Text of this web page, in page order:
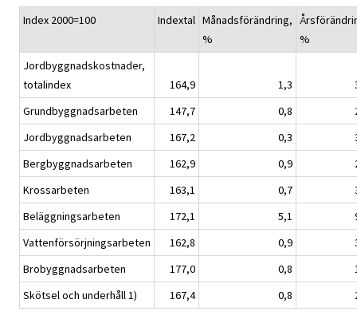
Index 2000=100 Indextal Månadsförändring,
%
%
Jordbyggnadskostnader,
totalindex
164,9 1,3
Grundbyggnadsarbeten
147,7 0,8
Jordbyggnadsarbeten
167,2 0,3
Bergbyggnadsarbeten
162,9 0,9
Krossarbeten
163,1 0,7
Beläggningsarbeten
172,1 5,1
Vattenförsörjningsarbeten
162,8 0,9
Brobyggnadsarbeten
177,0 0,8
Skötsel och underhåll 1)
167,4 0,8